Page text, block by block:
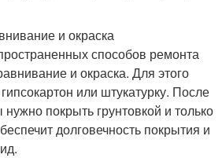
и окраска
способов ремонта
и окраска. Для этого
или штукатурку. После
покрыть грунтовкой и только
долговечность покрытия и